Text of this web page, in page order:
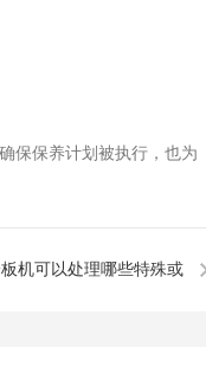
保保养计划被执行，也为
机可以处理哪些特殊或